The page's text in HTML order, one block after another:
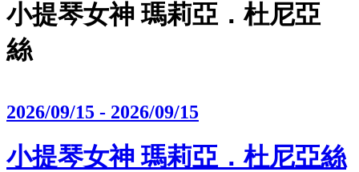
小提琴女神 瑪莉亞．杜尼亞
絲
2026/09/15 - 2026/09/15
小提琴女神 瑪莉亞．杜尼亞絲